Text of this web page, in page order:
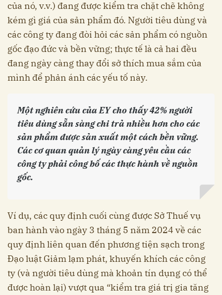
của nó, v.v.) đang được kiểm tra chặt chẽ không
kém gì giá của sản phẩm đó. Người tiêu dùng và
các công ty đang đòi hỏi các sản phẩm có nguồn
gốc đạo đức và bền vững; thực tế là cả hai đều
đang ngày càng thay đổi sở thích mua sắm của
mình để phản ánh các yếu tố này.
Một nghiên cứu của EY cho thấy 42% người
tiêu dùng sẵn sàng chi trả nhiều hơn cho các
sản phẩm được sản xuất một cách bền vững.
Các cơ quan quản lý ngày càng yêu cầu các
công ty phải công bố các thực hành về nguồn
gốc.
Ví dụ, các quy định cuối cùng được Sở Thuế vụ
ban hành vào ngày 3 tháng 5 năm 2024 về các
quy định liên quan đến phương tiện sạch trong
Đạo luật Giảm lạm phát, khuyến khích các công
ty (và người tiêu dùng mà khoản tín dụng có thể
được hoàn lại) vượt qua “kiểm tra giá trị gia tăng